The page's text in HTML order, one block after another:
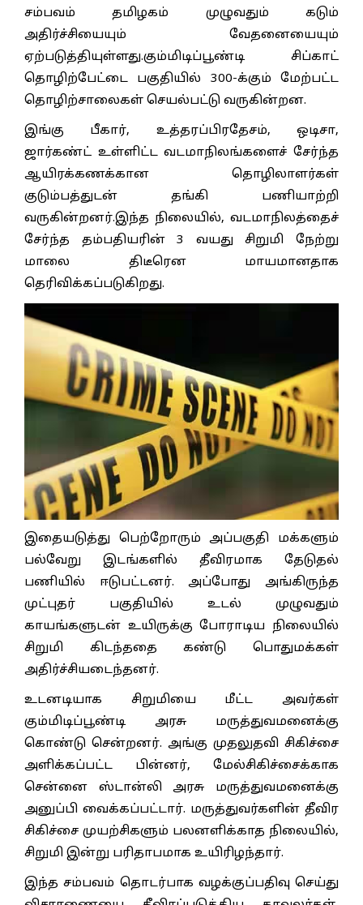
சம்பவம் தமிழகம் முழுவதும் கடும்
அதிர்ச்சியையும் வேதனையையும்
ஏற்படுத்தியுள்ளது.கும்மிடிப்பூண்டி சிப்காட்
தொழிற்பேட்டை பகுதியில் 300-க்கும் மேற்பட்ட
தொழிற்சாலைகள் செயல்பட்டு வருகின்றன.
இங்கு பீகார், உத்தரப்பிரதேசம், ஒடிசா,
ஜார்கண்ட் உள்ளிட்ட வடமாநிலங்களைச் சேர்ந்த
ஆயிரக்கணக்கான தொழிலாளர்கள்
குடும்பத்துடன் தங்கி பணியாற்றி
வருகின்றனர்.இந்த நிலையில், வடமாநிலத்தைச்
சேர்ந்த தம்பதியரின் 3 வயது சிறுமி நேற்று
மாலை திடீரென மாயமானதாக
தெரிவிக்கப்படுகிறது.
இதையடுத்து பெற்றோரும் அப்பகுதி மக்களும்
பல்வேறு இடங்களில் தீவிரமாக தேடுதல்
பணியில் ஈடுபட்டனர். அப்போது அங்கிருந்த
முட்புதர் பகுதியில் உடல் முழுவதும்
காயங்களுடன் உயிருக்கு போராடிய நிலையில்
சிறுமி கிடந்ததை கண்டு பொதுமக்கள்
அதிர்ச்சியடைந்தனர்.
உடனடியாக சிறுமியை மீட்ட அவர்கள்
கும்மிடிப்பூண்டி அரசு மருத்துவமனைக்கு
கொண்டு சென்றனர். அங்கு முதலுதவி சிகிச்சை
அளிக்கப்பட்ட பின்னர், மேல்சிகிச்சைக்காக
சென்னை ஸ்டான்லி அரசு மருத்துவமனைக்கு
அனுப்பி வைக்கப்பட்டார். மருத்துவர்களின் தீவிர
சிகிச்சை முயற்சிகளும் பலனளிக்காத நிலையில்,
சிறுமி இன்று பரிதாபமாக உயிரிழந்தார்.
இந்த சம்பவம் தொடர்பாக வழக்குப்பதிவு செய்து